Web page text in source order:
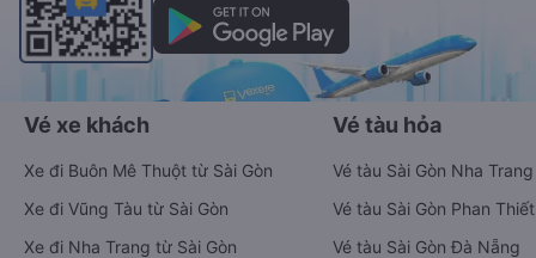
Vé xe khách
Xe đi Buôn Mê Thuột từ Sài Gòn
Xe đi Vũng Tàu từ Sài Gòn
Xe đi Nha Trang từ Sài Gòn
Vé tàu hỏa
Vé tàu Sài Gòn Nha Trang
Vé tàu Sài Gòn Phan Thiết
Vé tàu Sài Gòn Đà Nẵng